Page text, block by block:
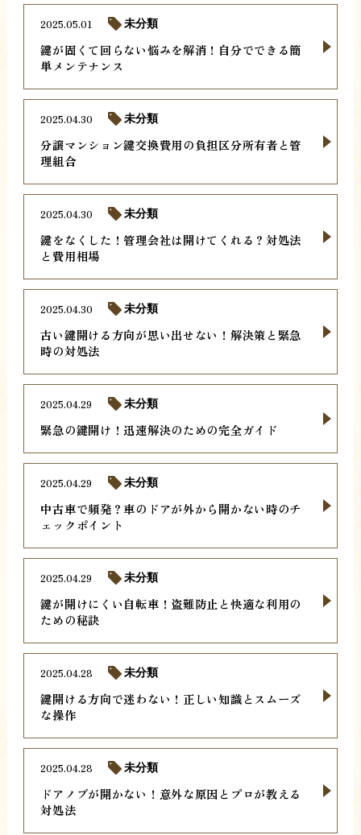
鍵が固くて回らない悩みを解消！自分でできる簡
単メンテナンス
2025.05.01 未分類
分譲マンション鍵交換費用の負担区分所有者と管
理組合
2025.04.30 未分類
鍵をなくした！管理会社は開けてくれる？対処法
と費用相場
2025.04.30 未分類
古い鍵開ける方向が思い出せない！解決策と緊急
時の対処法
2025.04.30 未分類
緊急の鍵開け！迅速解決のための完全ガイド
2025.04.29 未分類
中古車で頻発？車のドアが外から開かない時のチ
ェックポイント
2025.04.29 未分類
鍵が開けにくい自転車！盗難防止と快適な利用の
ための秘訣
2025.04.29 未分類
鍵開ける方向で迷わない！正しい知識とスムーズ
な操作
2025.04.28 未分類
ドアノブが開かない！意外な原因とプロが教える
対処法
2025.04.28 未分類